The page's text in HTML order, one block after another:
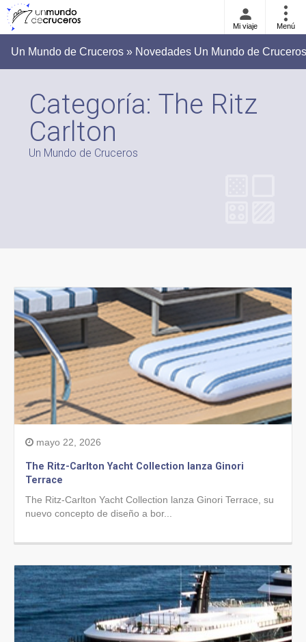
Mi viaje Menú
Un Mundo de Cruceros » Novedades Un Mundo de Cruceros
Categoría: The Ritz
Carlton
Un Mundo de Cruceros
mayo 22, 2026
The Ritz-Carlton Yacht Collection lanza Ginori
Terrace
The Ritz-Carlton Yacht Collection lanza Ginori Terrace, su
nuevo concepto de diseño a bor...